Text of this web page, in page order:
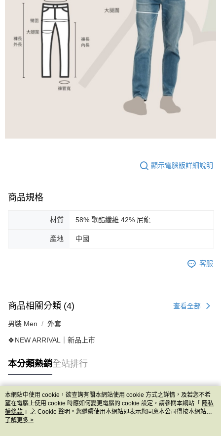
顯示電腦版詳細說明
商品規格
材質 58% 聚酯纖維 42% 尼龍
產地 中國
客服
商品相關分類 (4) 查看全部
男裝 Men 外套
🍀NEW ARRIVAL｜新品上市
本分類熱銷全站排行
熱門標籤
本網站中使用 cookie，欲查詢有關本網站使用 cookie 方式之詳情，及若您不希
望在電腦上使用 cookie 時應如何變更電腦的 cookie 設定，請參閱本網站「 隱私
權條款 」之 Cookie 聲明。您繼續使用本網站即表示您同意本公司得按本網站使
用條款之 Cookie 聲明使用 cookie。
了解更多 >